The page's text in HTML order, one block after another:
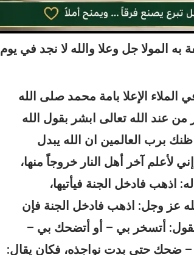
المولا جل وعلا والله لا نجد في يوم
الإعلا بامة محمد صلى الله
عند الله تعالى ابشر بقول الله
برب العالمين ان الله يبدل
آخر أهل النار خروجاً منها،
اذهب فادخل الجنة فيأتيها،
عز وجل: اذهب فادخل الجنة فإن
فيقول: أتسخر بي – أو أتضحك بي –
– ضحك حتى بدت نواجذه، فكان يقال: